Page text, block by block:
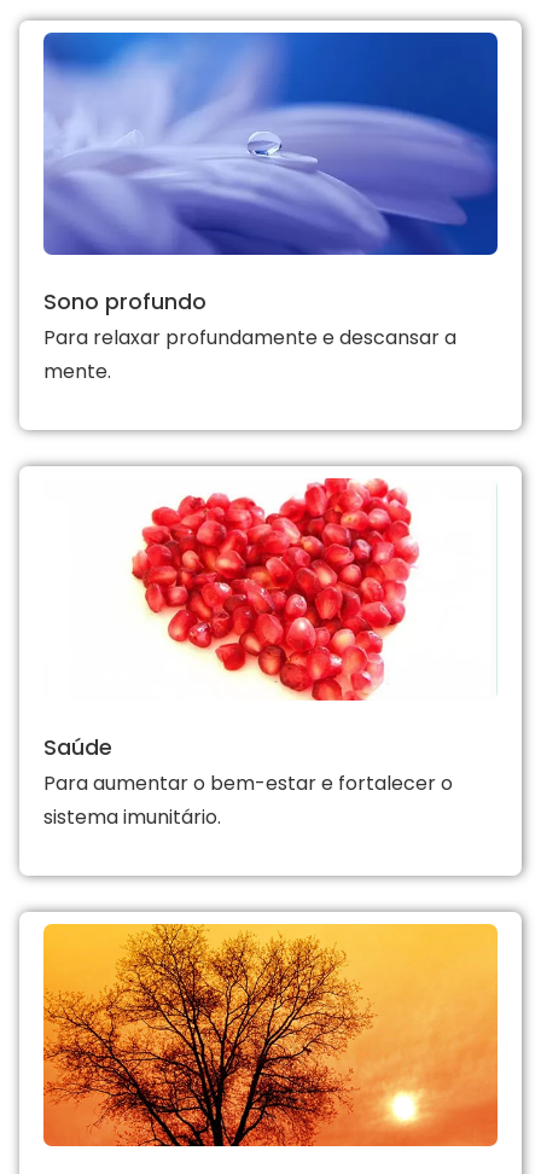
Sono profundo
Para relaxar profundamente e descansar a
mente.
Saúde
Para aumentar o bem-estar e fortalecer o
sistema imunitário.